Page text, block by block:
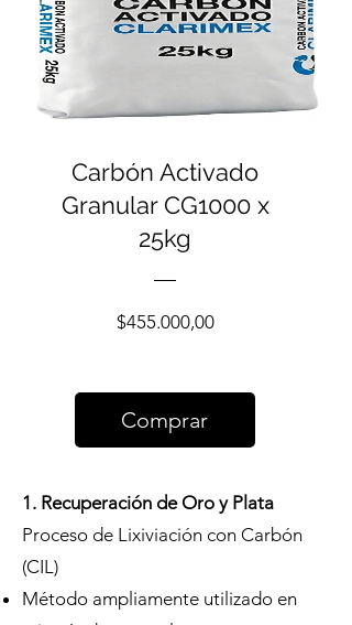
Carbón Activado
Granular CG1000 x
25kg
$455.000,00Precio
Comprar
1. Recuperación de Oro y Plata
Proceso de Lixiviación con Carbón
(CIL)
Método ampliamente utilizado en